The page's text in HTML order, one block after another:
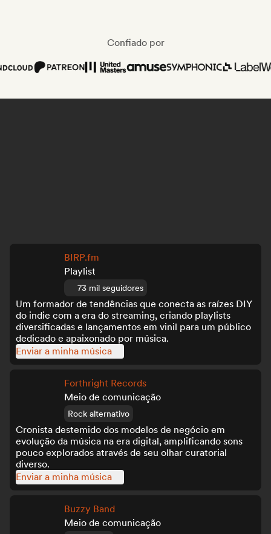
Confiado por
BIRP.fm
Playlist
73 mil seguidores
Um formador de tendências que conecta as raízes DIY
do indie com a era do streaming, criando playlists
diversificadas e lançamentos em vinil para um público
dedicado e apaixonado por música.
Enviar a minha música
Forthright Records
Meio de comunicação
Rock alternativo
Cronista destemido dos modelos de negócio em
evolução da música na era digital, amplificando sons
pouco explorados através de seu olhar curatorial
diverso.
Enviar a minha música
Buzzy Band
Meio de comunicação